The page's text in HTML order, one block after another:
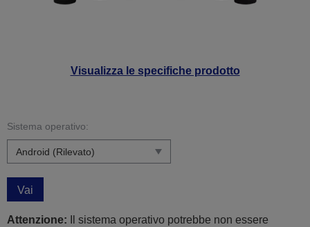
Visualizza le specifiche prodotto
Sistema operativo:
Vai
Attenzione: Il sistema operativo potrebbe non essere